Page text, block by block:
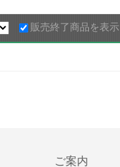
販売終了商品を表
ご案内